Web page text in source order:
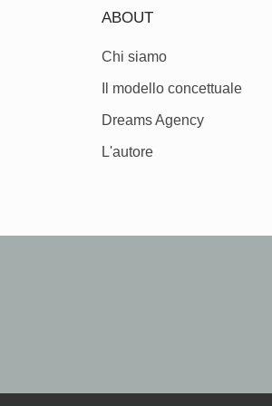
ABOUT
Chi siamo
Il modello concettuale
Dreams Agency
L'autore